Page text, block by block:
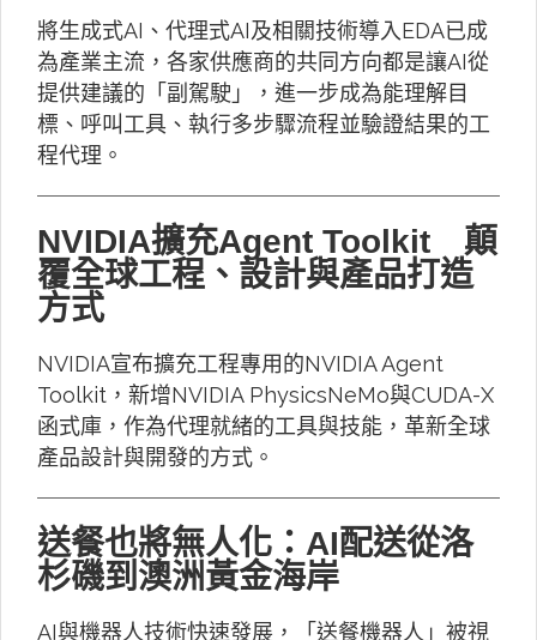
將生成式AI、代理式AI及相關技術導入EDA已成
為產業主流，各家供應商的共同方向都是讓AI從
提供建議的「副駕駛」，進一步成為能理解目
標、呼叫工具、執行多步驟流程並驗證結果的工
程代理。
NVIDIA擴充Agent Toolkit 顛
覆全球工程、設計與產品打造
方式
NVIDIA宣布擴充工程專用的NVIDIA Agent
Toolkit，新增NVIDIA PhysicsNeMo與CUDA-X
函式庫，作為代理就緒的工具與技能，革新全球
產品設計與開發的方式。
送餐也將無人化：AI配送從洛
杉磯到澳洲黃金海岸
AI與機器人技術快速發展，「送餐機器人」被視